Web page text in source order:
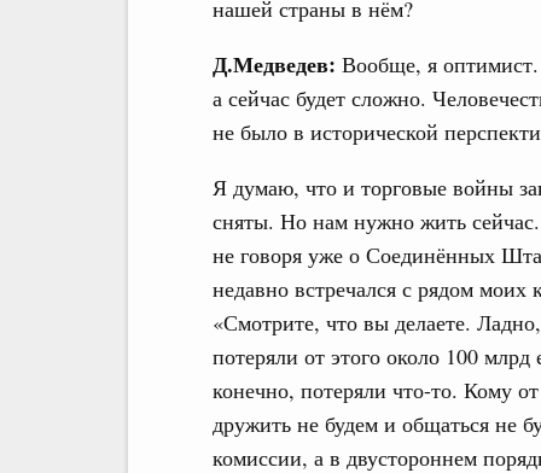
нашей страны в нём?
Д.Медведев: Вообще, я оптимист.
а сейчас будет сложно.
не было в исторической
Я думаю, что и торговые войны
сняты. Но нам нужно жить
не говоря уже о Соединённых
недавно встречался с рядом моих
«Смотрите, что вы делаете.
потеряли от этого около 100
конечно, потеряли что-то. Кому
дружить не будем и общаться не
комиссии, а в двустороннем